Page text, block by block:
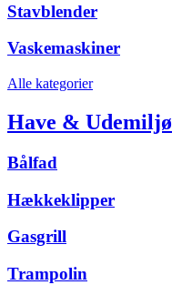
Stavblender
Vaskemaskiner
Alle kategorier
Have & Udemiljø
Bålfad
Hækkeklipper
Gasgrill
Trampolin